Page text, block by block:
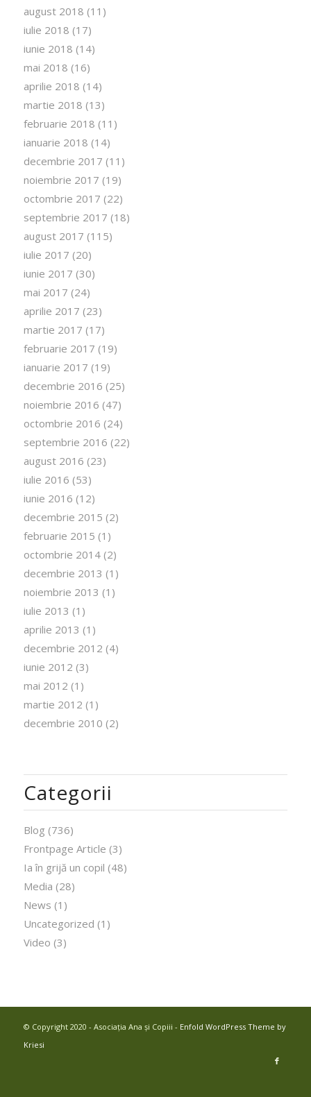
august 2018 (11)
iulie 2018 (17)
iunie 2018 (14)
mai 2018 (16)
aprilie 2018 (14)
martie 2018 (13)
februarie 2018 (11)
ianuarie 2018 (14)
decembrie 2017 (11)
noiembrie 2017 (19)
octombrie 2017 (22)
septembrie 2017 (18)
august 2017 (115)
iulie 2017 (20)
iunie 2017 (30)
mai 2017 (24)
aprilie 2017 (23)
martie 2017 (17)
februarie 2017 (19)
ianuarie 2017 (19)
decembrie 2016 (25)
noiembrie 2016 (47)
octombrie 2016 (24)
septembrie 2016 (22)
august 2016 (23)
iulie 2016 (53)
iunie 2016 (12)
decembrie 2015 (2)
februarie 2015 (1)
octombrie 2014(2)
decembrie 2013 (1)
noiembrie 2013 (1)
iulie 2013 (1)
aprilie 2013 (1)
decembrie 2012 (4)
iunie 2012 (3)
mai 2012 (1)
martie 2012 (1)
decembrie 2010 (2)
Categorii
Blog (736)
Frontpage Article (3)
Ia în grijă un copil (48)
Media (28)
News (1)
Uncategorized (1)
Video (3)
© Copyright 2020 - Asociația Ana și Copiii - Enfold WordPress Theme by
Kriesi